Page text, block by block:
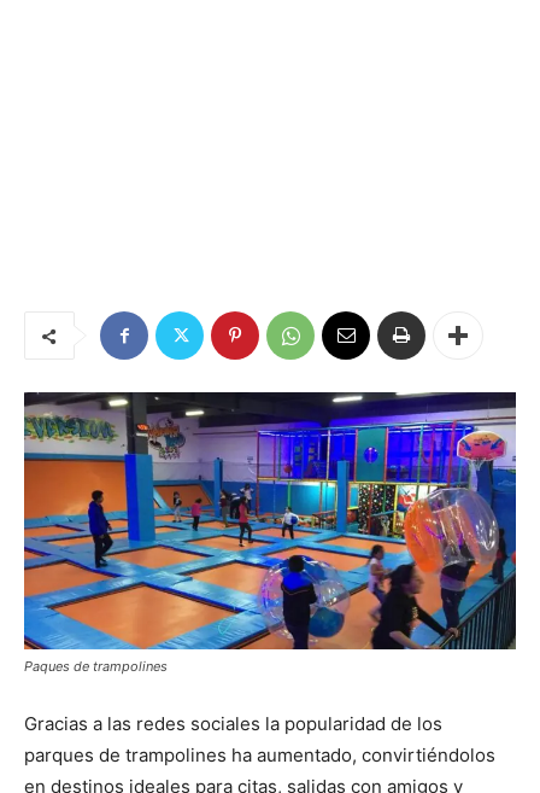
Paques de trampolines
Gracias a las redes sociales la popularidad de los
parques de trampolines ha aumentado, convirtiéndolos
en destinos ideales para citas, salidas con amigos y